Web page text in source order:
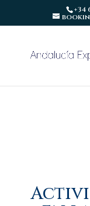
+34